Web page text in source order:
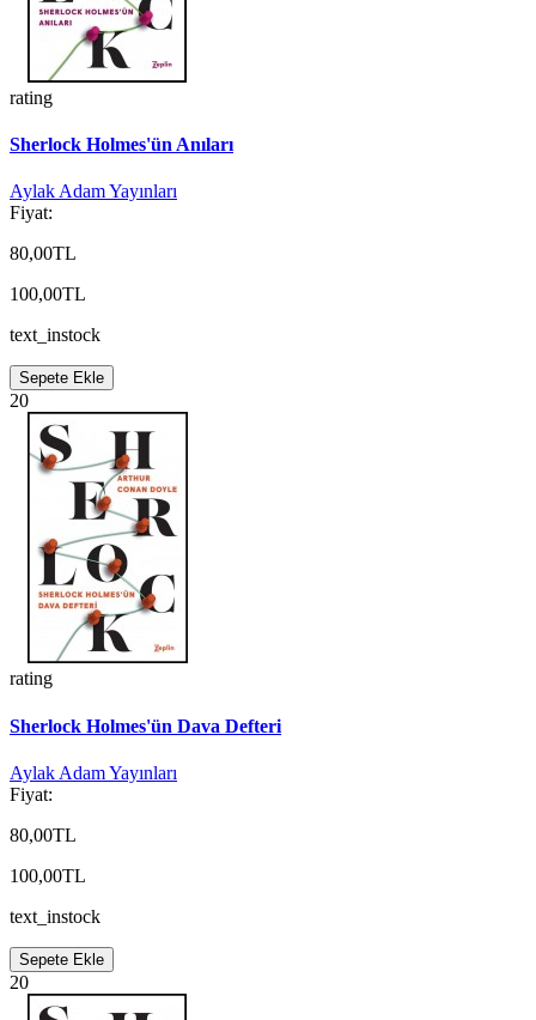
rating
Sherlock Holmes'ün Anıları
Aylak Adam Yayınları
Fiyat:
80,00TL
100,00TL
text_instock
Sepete Ekle
20
rating
Sherlock Holmes'ün Dava Defteri
Aylak Adam Yayınları
Fiyat:
80,00TL
100,00TL
text_instock
Sepete Ekle
20